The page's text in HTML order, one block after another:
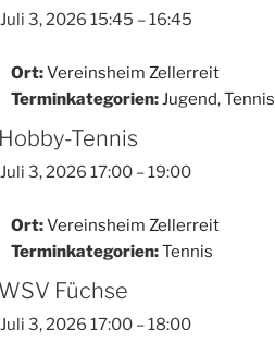
Juli 3, 2026 15:45 –16:45
Ort:Vereinsheim Zellerreit
Terminkategorien:Jugend,Tennis
Tennis
Juli 3, 2026 17:00 –19:00
Ort:Vereinsheim Zellerreit
Terminkategorien:Tennis
Füchse
Juli 3, 2026 17:00 –18:00